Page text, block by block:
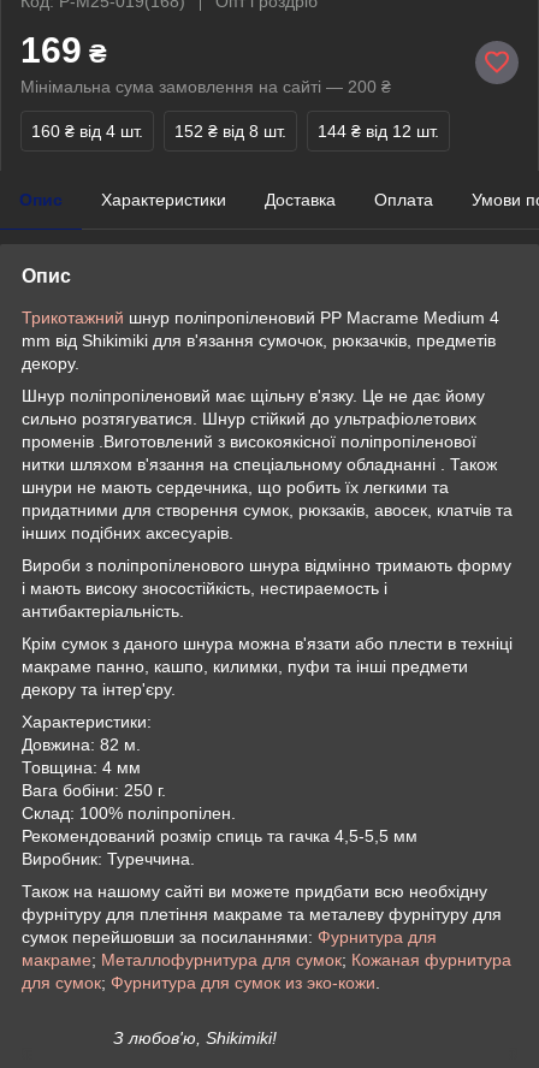
169 ₴
Мінімальна сума замовлення на сайті — 200 ₴
160 ₴ від 4 шт. 152 ₴ від 8 шт. 144 ₴ від 12 шт.
Опис Характеристики Доставка Оплата Умови
Опис
Трикотажний шнур поліпропіленовий PP Macrame Medium 4
mm від Shikimiki для в'язання сумочок, рюкзачків, предметів
декору.
Шнур поліпропіленовий має щільну в'язку. Це не дає йому
сильно розтягуватися. Шнур стійкий до ультрафіолетових
променів .Виготовлений з високоякісної поліпропіленової
нитки шляхом в'язання на спеціальному обладнанні . Також
шнури не мають сердечника, що робить їх легкими та
придатними для створення сумок, рюкзаків, авосек, клатчів та
інших подібних аксесуарів.
Вироби з поліпропіленового шнура відмінно тримають форму
і мають високу зносостійкість, нестираемость і
антибактеріальність.
Крім сумок з даного шнура можна в'язати або плести в техніці
макраме панно, кашпо, килимки, пуфи та інші предмети
декору та інтер'єру.
Характеристики:
Довжина: 82 м.
Товщина: 4 мм
Вага бобіни: 250 г.
Склад: 100% поліпропілен.
Рекомендований розмір спиць та гачка 4,5-5,5 мм
Виробник: Туреччина.
Також на нашому сайті ви можете придбати всю необхідну
фурнітуру для плетіння макраме та металеву фурнітуру для
сумок перейшовши за посиланнями: Фурнитура для
макраме; Металлофурнитура для сумок; Кожаная фурнитура
для сумок; Фурнитура для сумок из эко-кожи
З любов'ю, Shikimiki!